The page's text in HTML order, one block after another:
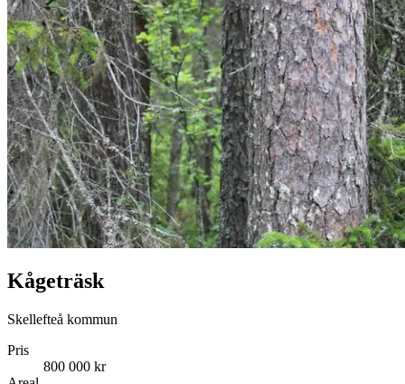
Kågeträsk
Skellefteå kommun
Pris
800 000 kr